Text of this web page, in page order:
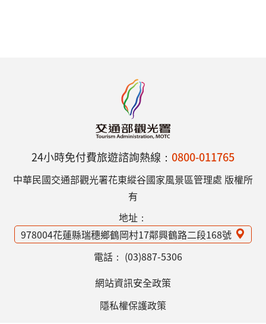
24小時免付費旅遊諮詢熱線： 0800-011765
中華民國交通部觀光署花東縱谷國家風景區管理處 版權所
有
地址：
978004花蓮縣瑞穗鄉鶴岡村17鄰興鶴路二段168號
電話： (03)887-5306
網站資訊安全政策
隱私權保護政策